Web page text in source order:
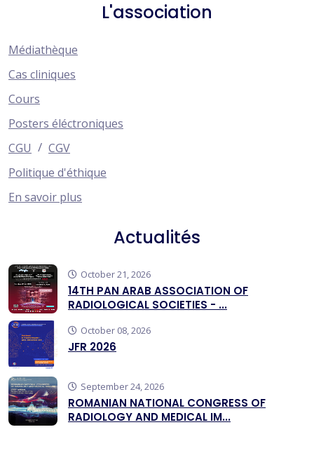
L'association
Médiathèque
Cas cliniques
Cours
Posters éléctroniques
CGU / CGV
Politique d'éthique
En savoir plus
Actualités
October 21, 2026
14TH PAN ARAB ASSOCIATION OF
RADIOLOGICAL SOCIETIES - ...
October 08, 2026
JFR 2026
September 24, 2026
ROMANIAN NATIONAL CONGRESS OF
RADIOLOGY AND MEDICAL IM...